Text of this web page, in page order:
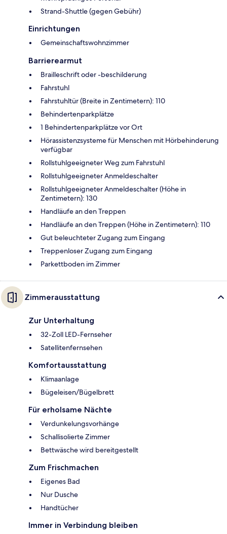
Strand-Shuttle (gegen Gebühr)
Einrichtungen
Gemeinschaftswohnzimmer
Barrierearmut
Brailleschrift oder -beschilderung
Fahrstuhl
Fahrstuhltür (Breite in Zentimetern): 110
Behindertenparkplätze
1 Behindertenparkplätze vor Ort
Hörassistenzsysteme für Menschen mit Hörbehinderung
verfügbar
Rollstuhlgeeigneter Weg zum Fahrstuhl
Rollstuhlgeeigneter Anmeldeschalter
Rollstuhlgeeigneter Anmeldeschalter (Höhe in
Zentimetern): 130
Handläufe an den Treppen
Handläufe an den Treppen (Höhe in Zentimetern): 110
Gut beleuchteter Zugang zum Eingang
Treppenloser Zugang zum Eingang
Parkettboden im Zimmer
Zimmerausstattung
Zur Unterhaltung
32-Zoll LED-Fernseher
Satellitenfernsehen
Komfortausstattung
Klimaanlage
Bügeleisen/Bügelbrett
Für erholsame Nächte
Verdunkelungsvorhänge
Schallisolierte Zimmer
Bettwäsche wird bereitgestellt
Zum Frischmachen
Eigenes Bad
Nur Dusche
Handtücher
Immer in Verbindung bleiben